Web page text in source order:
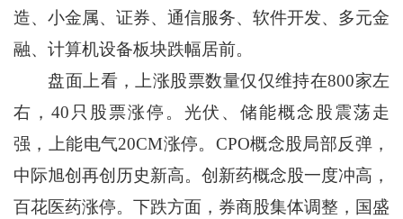
造、小金属、证券、通信服务、软件开发、多元金
融、计算机设备板块跌幅居前。
盘面上看，上涨股票数量仅仅维持在800家左
右，40只股票涨停。光伏、储能概念股震荡走
强，上能电气20CM涨停。CPO概念股局部反弹，
中际旭创再创历史新高。创新药概念股一度冲高，
百花医药涨停。下跌方面，券商股集体调整，国盛